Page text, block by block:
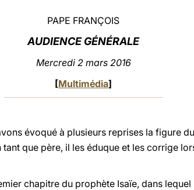
PAPE FRANÇOIS
AUDIENCE GÉNÉRALE
Mercredi 2 mars 2016
[Multimédia]
évoqué à plusieurs reprises la figure
que père, il les éduque et les corrige
chapitre du prophète Isaïe, dans